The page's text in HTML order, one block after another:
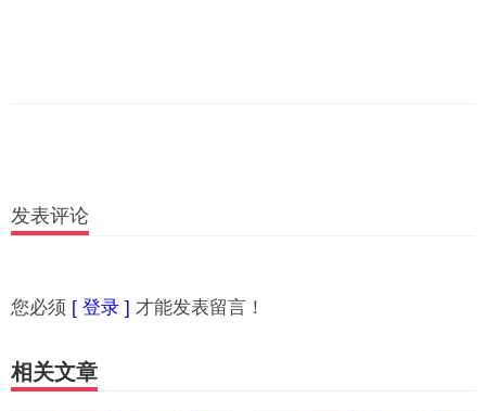
发表评论
您必须 [ 登录 ] 才能发表留言！
相关文章